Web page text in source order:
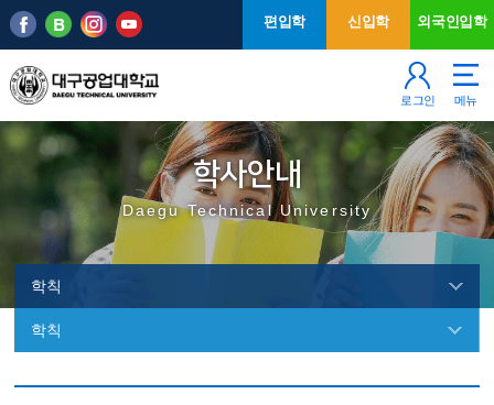
주메뉴
본문 바로가기
편입학 신입학 외국인입학
로그인 메뉴
학사안내
Daegu Technical University
학칙
학칙